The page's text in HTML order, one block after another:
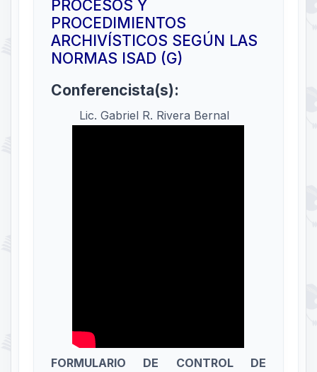
PROCESOS Y
PROCEDIMIENTOS
ARCHIVÍSTICOS SEGÚN LAS
NORMAS ISAD (G)
Conferencista(s):
Lic. Gabriel R. Rivera Bernal
FORMULARIO DE CONTROL DE